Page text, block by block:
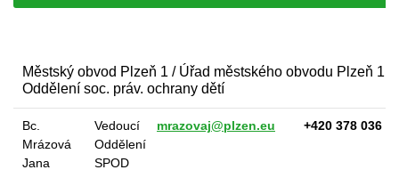
Městský obvod Plzeň 1 / Úřad městského obvodu Plzeň 1 -
Oddělení soc. práv. ochrany dětí
Bc.
Mrázová
Jana
Vedoucí
Oddělení
SPOD
mrazovaj@plzen.eu +420 378 036